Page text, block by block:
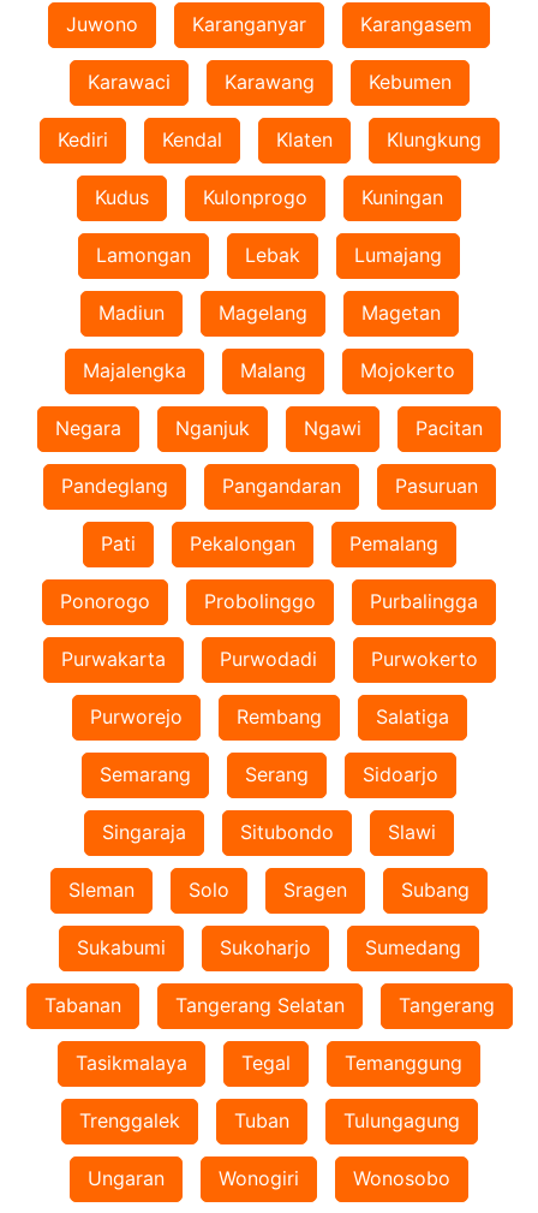
Juwono Karanganyar Karangasem
Karawaci Karawang Kebumen
Kediri Kendal Klaten Klungkung
Kudus Kulonprogo Kuningan
Lamongan Lebak Lumajang
Madiun Magelang Magetan
Majalengka Malang Mojokerto
Negara Nganjuk Ngawi Pacitan
Pandeglang Pangandaran Pasuruan
Pati Pekalongan Pemalang
Ponorogo Probolinggo Purbalingga
Purwakarta Purwodadi Purwokerto
Purworejo Rembang Salatiga
Semarang Serang Sidoarjo
Singaraja Situbondo Slawi
Sleman Solo Sragen Subang
Sukabumi Sukoharjo Sumedang
Tabanan Tangerang Selatan Tangerang
Tasikmalaya Tegal Temanggung
Trenggalek Tuban Tulungagung
Ungaran Wonogiri Wonosobo